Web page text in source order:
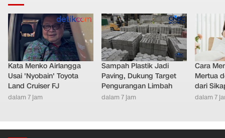
Kata Menko Airlangga
Usai 'Nyobain' Toyota
Land Cruiser FJ
dalam 7 jam
Sampah Plastik Jadi
Paving, Dukung Target
Pengurangan Limbah
dalam 7 jam
Cara
Mertua
dari
dalam 7